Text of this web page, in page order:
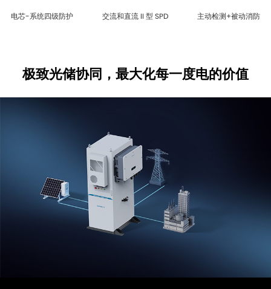
电芯-系统四级防护 交流和直流 II 型 SPD 主动检测+被动消防
极致光储协同，最大化每一度电的价值